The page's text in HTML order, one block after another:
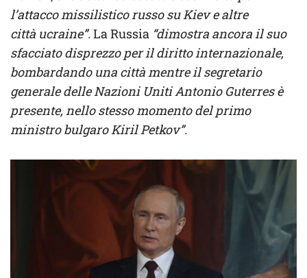
l’attacco missilistico russo su Kiev e altre
città ucraine”.La Russia “dimostra ancora il suo
sfacciato disprezzo per il diritto internazionale,
bombardando una città mentre il segretario
generale delle Nazioni Uniti Antonio Guterres è
presente, nello stesso momento del primo
ministro bulgaro Kiril Petkov”.